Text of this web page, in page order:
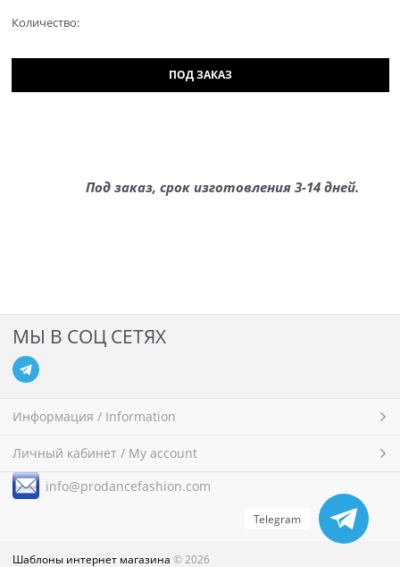
Количество:
ПОД ЗАКАЗ
Под заказ, срок изготовления 3-14 дней.
МЫ В СОЦ СЕТЯХ
Информация / Information
Личный кабинет / My account
info@prodancefashion.com
Шаблоны интернет магазина © 2026
Telegram